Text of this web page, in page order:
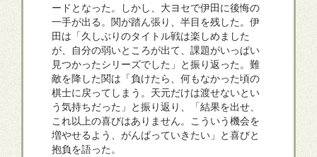
ードとなった。しかし、大ヨセで伊田に後悔の
一手が出る。関が踏ん張り、半目を残した。伊
田は「久しぶりのタイトル戦は楽しめました
が、自分の弱いところが出て、課題がいっぱい
見つかったシリーズでした」と振り返った。難
敵を降した関は「負けたら、何もなかった頃の
棋士に戻ってしまう。天元だけは渡せないとい
う気持ちだった」と振り返り、「結果を出せ、
これ以上の喜びはありません。こういう機会を
増やせるよう、がんばっていきたい」と喜びと
抱負を語った。